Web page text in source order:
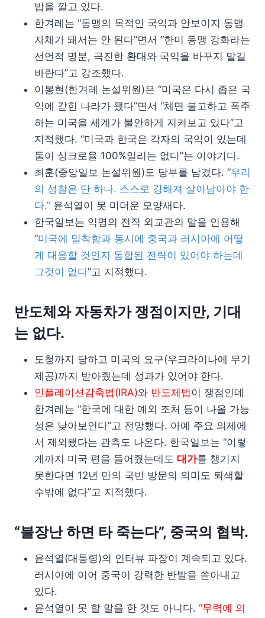
밥을 깔고 있다.
한겨레는 “동맹의 목적인 국익과 안보이지 동맹
자체가 돼서는 안 된다”면서 “한미 동맹 강화라는
선언적 명분, 극진한 환대와 국익을 바꾸지 말길
바란다”고 강조했다.
이봉현(한겨레 논설위원)은 “미국은 다시 좁은 국
익에 갇힌 나라가 됐다”면서 “체면 불고하고 폭주
하는 미국을 세계가 불안하게 지켜보고 있다”고
지적했다. “미국과 한국은 각자의 국익이 있는데
둘이 싱크로율 100%일리는 없다”는 이야기다.
최훈(중앙일보 논설위원)도 당부를 남겼다. “우리
의 성찰은 단 하나. 스스로 강해져 살아남아야 한
다.” 윤석열이 못 미더운 모양새다.
한국일보는 익명의 전직 외교관의 말을 인용해
“미국에 밀착함과 동시에 중국과 러시아에 어떻
게 대응할 것인지 통합된 전략이 있어야 하는데
그것이 없다”고 지적했다.
반도체와 자동차가 쟁점이지만, 기대
는 없다.
도청까지 당하고 미국의 요구(우크라이나에 무기
제공)까지 받아줬는데 성과가 있어야 한다.
인플레이션감축법(IRA)와 반도체법이 쟁점인데
한겨레는 “한국에 대한 예외 조처 등이 나올 가능
성은 낮아보인다”고 전망했다. 아예 주요 의제에
서 제외됐다는 관측도 나온다. 한국일보는 “이렇
게까지 미국 편을 들어줬는데도 대가를 챙기지
못한다면 12년 만의 국빈 방문의 의미도 퇴색할
수밖에 없다”고 지적했다.
“불장난 하면 타 죽는다”, 중국의 협박.
윤석열(대통령)의 인터뷰 파장이 계속되고 있다.
러시아에 이어 중국이 강력한 반발을 쏟아내고
있다.
윤석열이 못 할 말을 한 것도 아니다. “무력에 의